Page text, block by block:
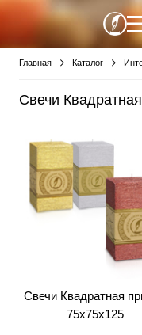
Главная Каталог
Свечи
Свечи Квадратная
75х75х125